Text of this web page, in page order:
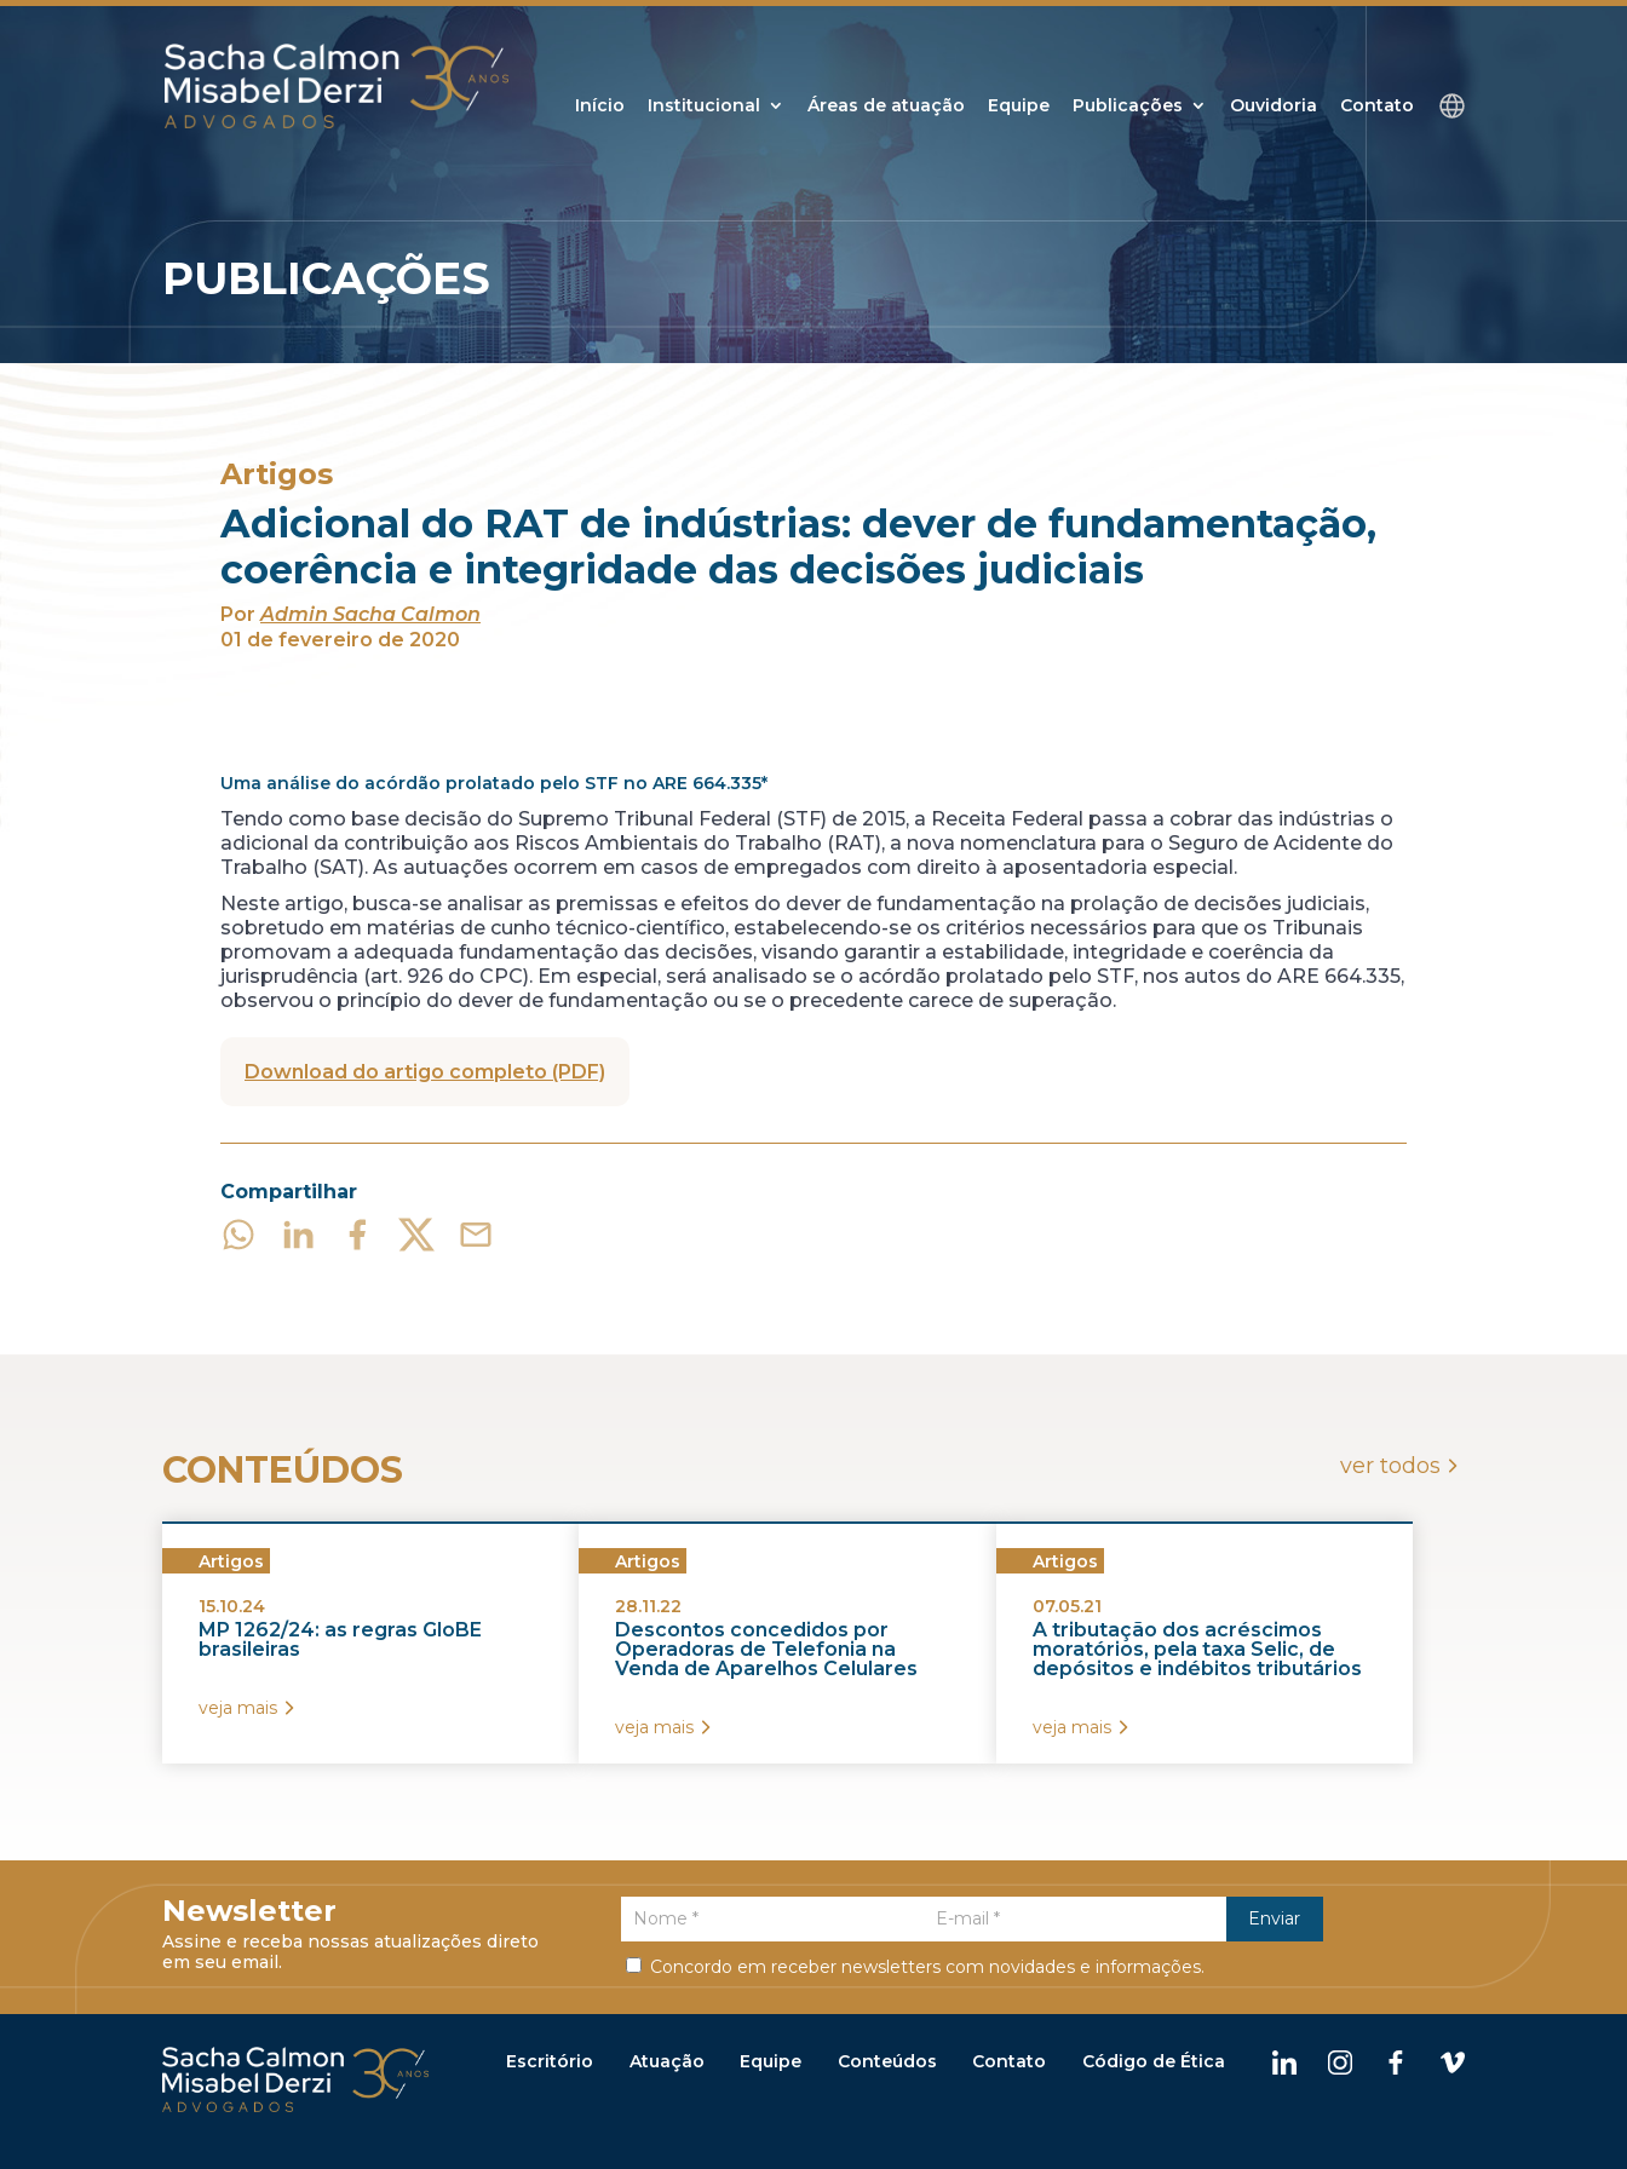
Início Institucional Áreas de atuação Equipe Publicações Ouvidoria Contato
PUBLICAÇÕES
Artigos
Adicional do RAT de indústrias: dever de fundamentação,
coerência e integridade das decisões judiciais
PorAdmin Sacha Calmon
01 de fevereiro de 2020
Uma análise do acórdão prolatado pelo STF no ARE 664.335*
Tendo como base decisão do Supremo Tribunal Federal (STF) de 2015, a Receita Federal passa a cobrar das indústrias o
adicional da contribuição aos Riscos Ambientais do Trabalho (RAT), a nova nomenclatura para o Seguro de Acidente do
Trabalho (SAT). As autuações ocorrem em casos de empregados com direito à aposentadoria especial.
Neste artigo, busca-se analisar as premissas e efeitos do dever de fundamentação na prolação de decisões judiciais,
sobretudo em matérias de cunho técnico-científico, estabelecendo-se os critérios necessários para que os Tribunais
promovam a adequada fundamentação das decisões, visando garantir a estabilidade, integridade e coerência da
jurisprudência (art. 926 do CPC). Em especial, será analisado se o acórdão prolatado pelo STF, nos autos do ARE 664.335,
observou o princípio do dever de fundamentação ou se o precedente carece de superação.
Download do artigo completo (PDF)
Compartilhar
CONTEÚDOS ver todos
Artigos
15.10.24
MP 1262/24: as regras GloBE
brasileiras
veja mais
Artigos
28.11.22
Descontos concedidos por
Operadoras de Telefonia na
Venda de Aparelhos Celulares
veja mais
Artigos
07.05.21
A tributação dos acréscimos
moratórios, pela taxa Selic, de
depósitos e indébitos tributários
veja mais
Newsletter
Assine e receba nossas atualizações direto
em seu email.
Concordo em receber newsletters com novidades e informações.
Escritório Atuação Equipe Conteúdos Contato Código de Ética